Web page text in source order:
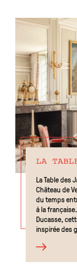
LA
La Table des
Château de
du temps
à la
Ducasse,
inspirée des